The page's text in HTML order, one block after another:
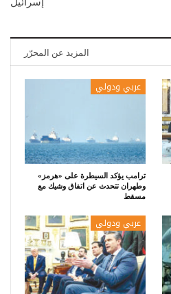
المزيد عن المحرّر
عربي ودولي
ترامب يؤكد السيطرة على «هرمز»
وطهران تتحدث عن اتفاق وشيك مع
مسقط
عربي ودولي